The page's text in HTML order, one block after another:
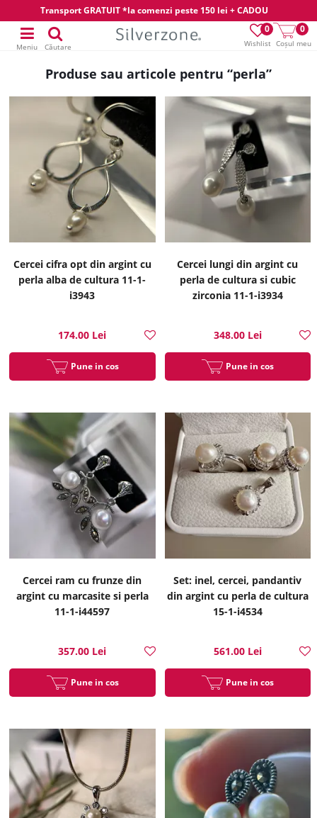
Transport GRATUIT *la comenzi peste 150 lei + CADOU
Wishlist
0
Coșul meu
0
Meniu Căutare
Produse sau articole pentru “perla”
Cercei cifra opt din argint cu
perla alba de cultura 11-1-
i3943
174.00 Lei
Pune in cos
Cercei lungi din argint cu
perla de cultura si cubic
zirconia 11-1-i3934
348.00 Lei
Pune in cos
Cercei ram cu frunze din
argint cu marcasite si perla
11-1-i44597
357.00 Lei
Pune in cos
Set: inel, cercei, pandantiv
din argint cu perla de cultura
15-1-i4534
561.00 Lei
Pune in cos